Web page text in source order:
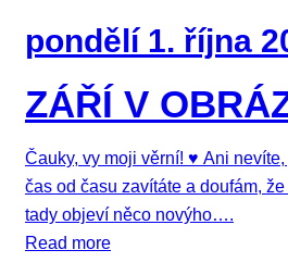
pondělí 1. října
ZÁŘÍ V
Čauky, vy moji věrní! ♥ Ani
čas od času zavítáte a doufám,
tady objeví něco novýho….
Read more